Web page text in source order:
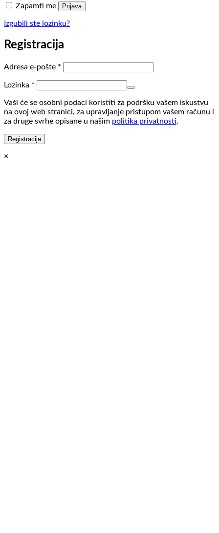
Zapamti me Prijava
Izgubili ste lozinku?
Registracija
Adresa e-pošte *
Lozinka *
Vaši će se osobni podaci koristiti za podršku vašem iskustvu
na ovoj web stranici, za upravljanje pristupom vašem računu i
za druge svrhe opisane u našim politika privatnosti.
Registracija
×